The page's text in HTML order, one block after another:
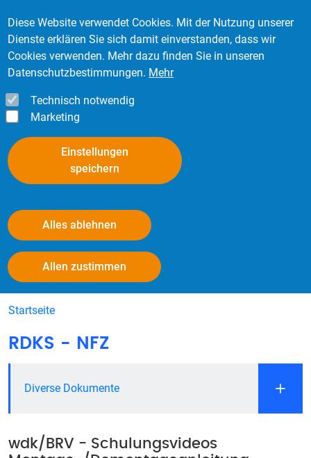
Diese Website verwendet Cookies. Mit der Nutzung unserer
Dienste erklären Sie sich damit einverstanden, dass wir
Cookies verwenden. Mehr dazu finden Sie in unseren
Datenschutzbestimmungen. Mehr
Technisch notwendig
Marketing
Einstellungen
speichern
Alles ablehnen
Allen zustimmen
Kontakt Login
Nutzfahrzeugreifen
Startseite
RDKS - NFZ
Diverse Dokumente
wdk/BRV - Schulungsvideos